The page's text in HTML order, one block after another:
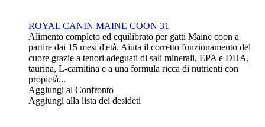
ROYAL CANIN MAINE COON 31
Alimento completo ed equilibrato per gatti Maine coon a
partire dai 15 mesi d'età. Aiuta il corretto funzionamento del
cuore grazie a tenori adeguati di sali minerali, EPA e DHA,
taurina, L-carnitina e a una formula ricca di nutrienti con
propietà...
Aggiungi al Confronto
Aggiungi alla lista dei desideti